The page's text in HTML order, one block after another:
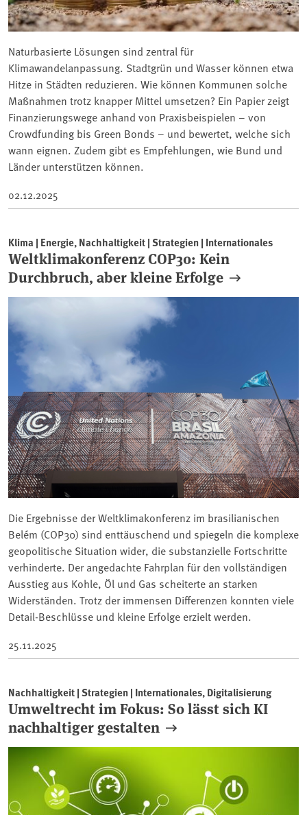
Naturbasierte Lösungen sind zentral für
Klimawandelanpassung. Stadtgrün und Wasser können etwa
Hitze in Städten reduzieren. Wie können Kommunen solche
Maßnahmen trotz knapper Mittel umsetzen? Ein Papier zeigt
Finanzierungswege anhand von Praxisbeispielen – von
Crowdfunding bis Green Bonds – und bewertet, welche sich
wann eignen. Zudem gibt es Empfehlungen, wie Bund und
Länder unterstützen können.
02.12.2025
Klima | Energie, Nachhaltigkeit | Strategien | Internationales
Weltklimakonferenz COP30: Kein
Durchbruch, aber kleine Erfolge
Die Ergebnisse der Weltklimakonferenz im brasilianischen
Belém (COP30) sind enttäuschend und spiegeln die komplexe
geopolitische Situation wider, die substanzielle Fortschritte
verhinderte. Der angedachte Fahrplan für den vollständigen
Ausstieg aus Kohle, Öl und Gas scheiterte an starken
Widerständen. Trotz der immensen Differenzen konnten viele
Detail-Beschlüsse und kleine Erfolge erzielt werden.
25.11.2025
Nachhaltigkeit | Strategien | Internationales, Digitalisierung
Umweltrecht im Fokus: So lässt sich KI
nachhaltiger gestalten